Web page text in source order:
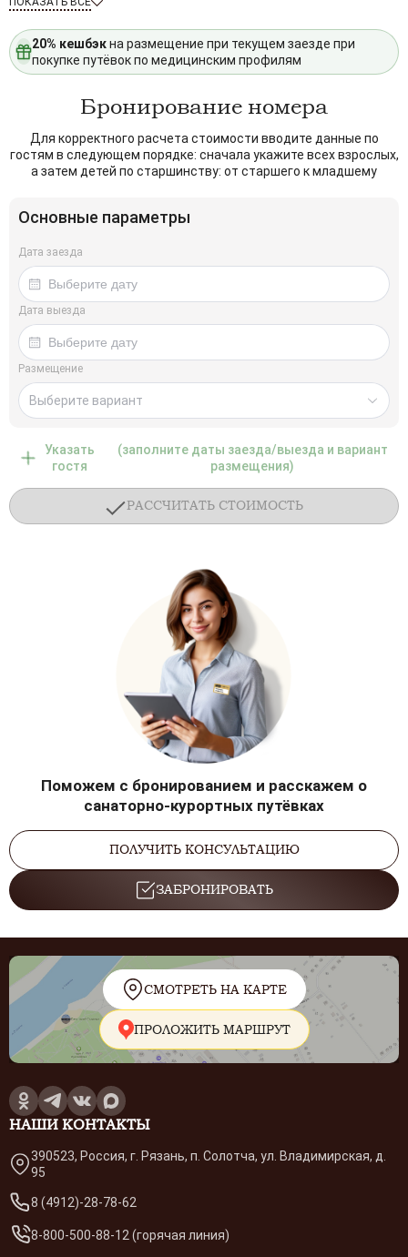
20% кешбэкна размещение при текущем заезде при
покупке путёвок по медицинским профилям
Бронирование номера
Для корректного расчета стоимости вводите данные по
гостям в следующем порядке: сначала укажите всех взрослых,
а затем детей по старшинству: от старшего к младшему
Основные параметры
Дата заезда
Дата выезда
Размещение
Выберите вариант
Указать
гостя
(заполните даты заезда/выезда и вариант
размещения)
РАССЧИТАТЬ СТОИМОСТЬ
Поможем с бронированием и расскажем о
санаторно-курортных путёвках
ПОЛУЧИТЬ КОНСУЛЬТАЦИЮ
ЗАБРОНИРОВАТЬ
СМОТРЕТЬ НА КАРТЕ
ПРОЛОЖИТЬ МАРШРУТ
НАШИ КОНТАКТЫ
390523, Россия, г. Рязань, п. Солотча, ул. Владимирская, д.
95
8 (4912)-28-78-62
8-800-500-88-12 (горячая линия)